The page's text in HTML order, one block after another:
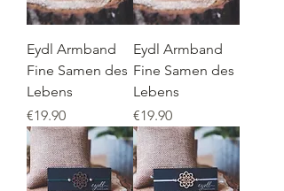
Eydl Armband
Fine Samen des
Lebens
Price
€19.90
Eydl Armband
Fine Samen des
Lebens
Price
€19.90